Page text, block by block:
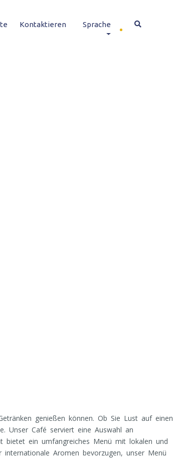
Kontaktieren Sprache
genießen können. Ob Sie Lust auf einen
Unser Café serviert eine Auswahl an
bietet ein umfangreiches Menü mit lokalen und
Aromen bevorzugen, unser Menü